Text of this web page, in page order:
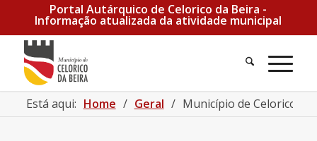
Portal Autárquico de Celorico da Beira -
Informação atualizada da atividade municipal
Pesquisa
Está aqui: Home / Geral / Município de Celorico da